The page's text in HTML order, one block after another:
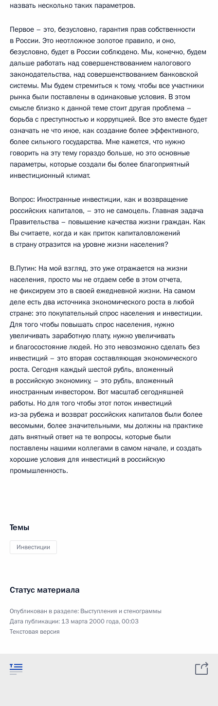
назвать несколько таких параметров.
Первое – это, безусловно, гарантия прав собственности
в России. Это неотложное золотое правило, и оно,
безусловно, будет в России соблюдено. Мы, конечно, будем
дальше работать над совершенствованием налогового
законодательства, над совершенствованием банковской
системы. Мы будем стремиться к тому, чтобы все участники
рынка были поставлены в одинаковые условия. В этом
смысле близко к данной теме стоит другая проблема –
борьба с преступностью и коррупцией. Все это вместе будет
означать не что иное, как создание более эффективного,
более сильного государства. Мне кажется, что нужно
говорить на эту тему гораздо больше, но это основные
параметры, которые создали бы более благоприятный
инвестиционный климат.
Вопрос: Иностранные инвестиции, как и возвращение
российских капиталов, – это не самоцель. Главная задача
Правительства – повышение качества жизни граждан. Как
Вы считаете, когда и как приток капиталовложений
в страну отразится на уровне жизни населения?
В.Путин: На мой взгляд, это уже отражается на жизни
населения, просто мы не отдаем себе в этом отчета,
не фиксируем это в своей ежедневной жизни. На самом
деле есть два источника экономического роста в любой
стране: это покупательный спрос населения и инвестиции.
Для того чтобы повышать спрос населения, нужно
увеличивать заработную плату, нужно увеличивать
и благосостояние людей. Но это невозможно сделать без
инвестиций – это вторая составляющая экономического
роста. Сегодня каждый шестой рубль, вложенный
в российскую экономику, – это рубль, вложенный
иностранным инвестором. Вот масштаб сегодняшней
работы. Но для того чтобы этот поток инвестиций
из‑за рубежа и возврат российских капиталов были более
весомыми, более значительными, мы должны на практике
дать внятный ответ на те вопросы, которые были
поставлены нашими коллегами в самом начале, и создать
хорошие условия для инвестиций в российскую
промышленность.
Темы
Инвестиции
Статус материала
Опубликован в разделе: Выступления и стенограммы
Дата публикации: 13 марта 2000 года, 00:03
Текстовая версия